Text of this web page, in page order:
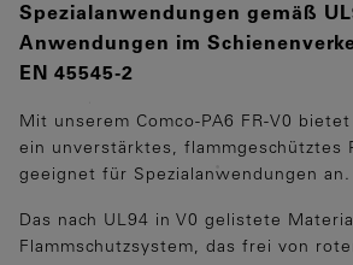
Spezialanwendungen gemäß
Anwendungen im
EN 45545-2
Mit unserem Comco-PA6 FR-V0
ein unverstärktes, flammgeschütztes
geeignet für Spezialanwendungen an.
Das nach UL94 in V0 gelistete
Flammschutzsystem, das frei von